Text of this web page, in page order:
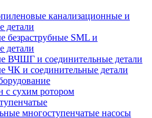
канализационные и
детали
безраструбные SML и
детали
ВЧШГ и соединительные детали
ЧК и соединительные детали
с сухим ротором
многоступенчатые насосы